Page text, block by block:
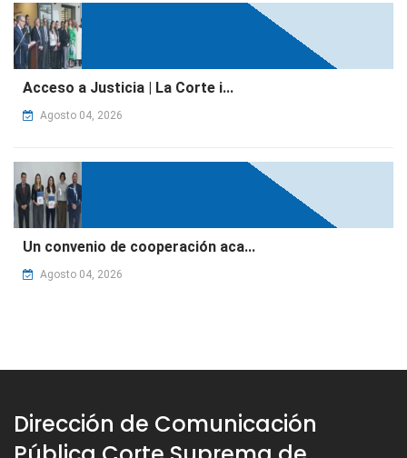
Acceso a Justicia | La Corte i...
Agosto 04, 2026
Un convenio de cooperación aca...
Agosto 04, 2026
Dirección de Comunicación